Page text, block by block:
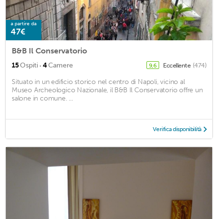
a partire da
47€
B&B Il Conservatorio
15Ospiti · 4Camere 9,6 Eccellente (474)
Situato in un edificio storico nel centro di Napoli, vicino al
Museo Archeologico Nazionale, il B&B Il Conservatorio offre un
salone in comune. ...
Verifica disponibilità